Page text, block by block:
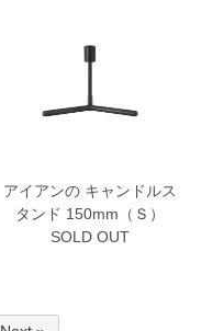
アイアンの キャンドルス
タンド 150mm（Ｓ）
SOLD OUT